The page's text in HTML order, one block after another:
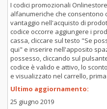
I codici promozionali
alfanumeriche che consentono
vantaggio nell'acquisto di
codice occorre aggiungere i
cassa, cliccare sul testo "Se
qui" e inserire nell'apposito
possesso, cliccando sul
codice è valido e attivo, lo
e visualizzato nel carrello,
Ultimo aggiornamento:
25 giugno 2019